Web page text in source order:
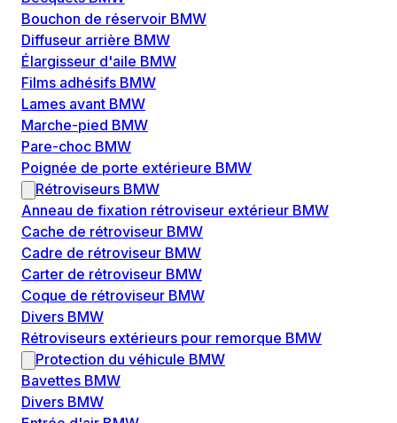
Bouchon de réservoir BMW
Diffuseur arrière BMW
Élargisseur d'aile BMW
Films adhésifs BMW
Lames avant BMW
Marche-pied BMW
Pare-choc BMW
Poignée de porte extérieure BMW
Rétroviseurs BMW
Anneau de fixation rétroviseur extérieur BMW
Cache de rétroviseur BMW
Cadre de rétroviseur BMW
Carter de rétroviseur BMW
Coque de rétroviseur BMW
Divers BMW
Rétroviseurs extérieurs pour remorque BMW
Protection du véhicule BMW
Bavettes BMW
Divers BMW